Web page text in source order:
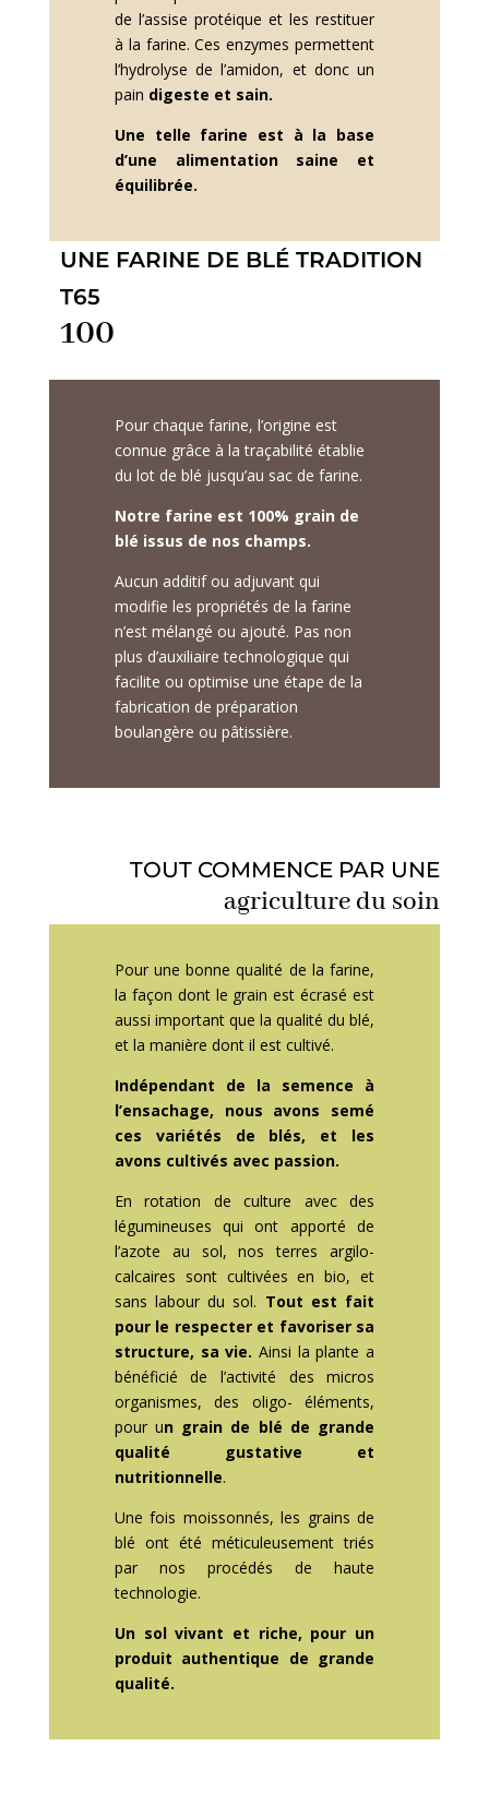
de l’assise protéique et les restituer
à la farine. Ces enzymes permettent
l’hydrolyse de l’amidon, et donc un
pain digeste et sain.
Une telle farine est à la base
d’une alimentation saine et
équilibrée.
UNE FARINE DE BLÉ TRADITION
T65
100
Pour chaque farine, l’origine est
connue grâce à la traçabilité établie
du lot de blé jusqu’au sac de farine.
Notre farine est 100% grain de
blé issus de nos champs.
Aucun additif ou adjuvant qui
modifie les propriétés de la farine
n’est mélangé ou ajouté. Pas non
plus d’auxiliaire technologique qui
facilite ou optimise une étape de la
fabrication de préparation
boulangère ou pâtissière.
TOUT COMMENCE PAR UNE
agriculture du soin
Pour une bonne qualité de la farine,
la façon dont le grain est écrasé est
aussi important que la qualité du blé,
et la manière dont il est cultivé.
Indépendant de la semence à
l’ensachage, nous avons semé
ces variétés de blés, et les
avons cultivés avec passion.
En rotation de culture avec des
légumineuses qui ont apporté de
l’azote au sol, nos terres argilo-
calcaires sont cultivées en bio, et
sans labour du sol. Tout est fait
pour le respecter et favoriser sa
structure, sa vie. Ainsi la plante a
bénéficié de l’activité des micros
organismes, des oligo- éléments,
pour un grain de blé de grande
qualité gustative et
nutritionnelle.
Une fois moissonnés, les grains de
blé ont été méticuleusement triés
par nos procédés de haute
technologie.
Un sol vivant et riche, pour un
produit authentique de grande
qualité.